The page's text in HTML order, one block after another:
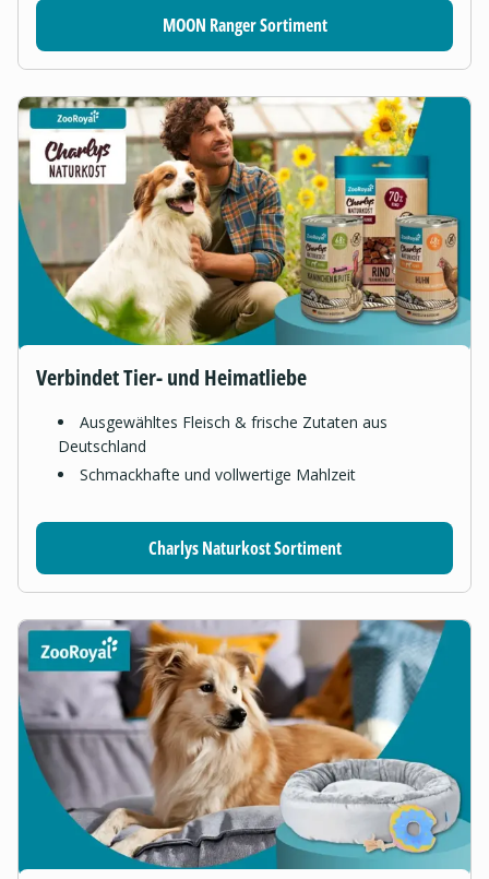
MOON Ranger Sortiment
Verbindet Tier- und Heimatliebe
Ausgewähltes Fleisch & frische Zutaten aus
Deutschland
Schmackhafte und vollwertige Mahlzeit
Charlys Naturkost Sortiment